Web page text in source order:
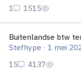
Buitenlandse btw
Stefhype ·1 mei